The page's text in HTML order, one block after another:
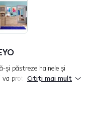
şi păstreze hainele şi
va proteja toate lucrurile
Citiți mai mult